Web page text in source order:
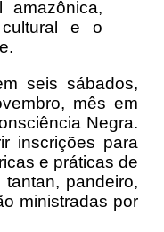
amazônica,
e o
seis sábados,
mês em
Negra.
inscrições para
e práticas de
pandeiro,
ministradas por